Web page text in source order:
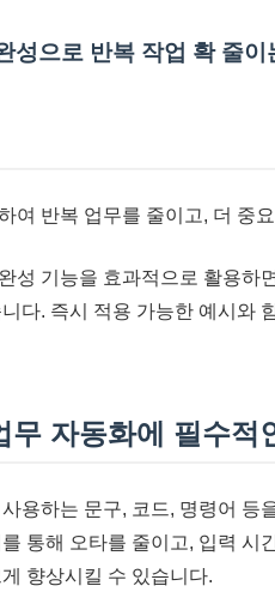
성으로 반복 작업 확 줄이
여 반복 업무를 줄이고, 더 중
성 기능을 효과적으로 활용하
다. 즉시 적용 가능한 예시와
무 자동화에 필수적
용하는 문구, 코드, 명령어 등
통해 오타를 줄이고, 입력 시
향상시킬 수 있습니다.